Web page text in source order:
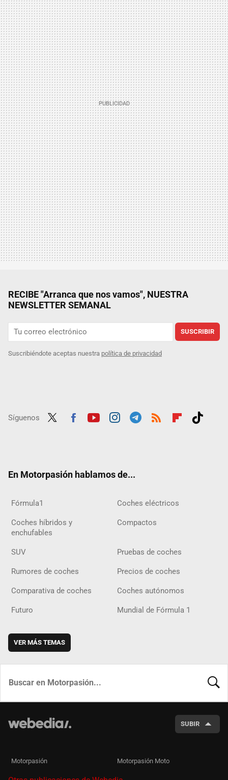
RECIBE "Arranca que nos vamos", NUESTRA
NEWSLETTER SEMANAL
SUSCRIBIR
Suscribiéndote aceptas nuestra política de privacidad
Síguenos
En Motorpasión hablamos de...
Fórmula1 Coches eléctricos
Coches híbridos y
enchufables
Compactos
SUV Pruebas de coches
Rumores de coches Precios de coches
Comparativa de coches Coches autónomos
Futuro Mundial de Fórmula 1
VER MÁS TEMAS
SUBIR
Motorpasión Motorpasión Moto